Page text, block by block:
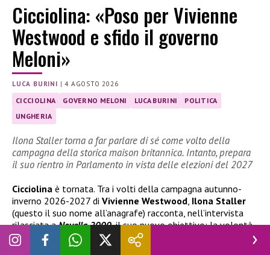
Cicciolina: «Poso per Vivienne
Westwood e sfido il governo
Meloni»
LUCA BURINI |4 AGOSTO 2026
CICCIOLINA GOVERNO MELONI LUCA BURINI
POLITICA
UNGHERIA
Ilona Staller torna a far parlare di sé come volto della
campagna della storica maison britannica. Intanto, prepara
il suo rientro in Parlamento in vista delle elezioni del 2027
Cicciolina è tornata. Tra i volti della campagna autunno-
inverno 2026-2027 di Vivienne Westwood, Ilona Staller
(questo il suo nome all’anagrafe) racconta, nell’intervista
rilasciata aNovella 2000, il suo nuovo obiettivo: la volontà
di ricandidarsi alle prossime elezioni politiche per fare ritorno
in Parlamento, dopo l’esperienza da deputata nella X